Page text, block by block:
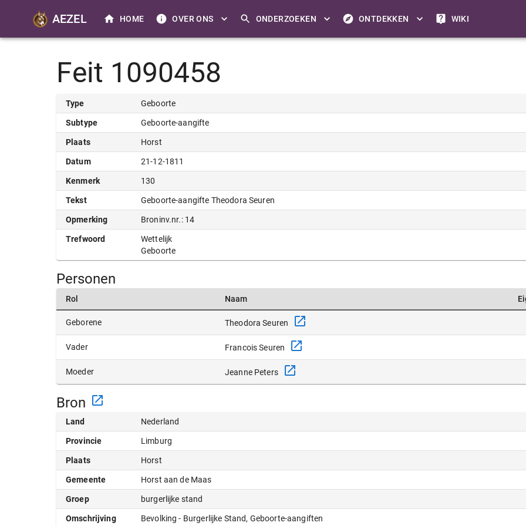
AEZEL HOME OVER ONS ONDERZOEKEN ONTDEKKEN WIKI
Feit 1090458
Type Geboorte
Subtype Geboorte-aangifte
Plaats Horst
Datum 21-12-1811
Kenmerk 130
Tekst Geboorte-aangifte Theodora Seuren
Opmerking Broninv.nr.: 14
Trefwoord
Wettelijk
Geboorte
Personen
Rol Naam
Geborene Theodora Seuren
Vader Francois Seuren
Moeder Jeanne Peters
Bron
Land Nederland
Provincie Limburg
Plaats Horst
Gemeente Horst aan de Maas
Groep burgerlijke stand
Omschrijving Bevolking - Burgerlijke Stand, Geboorte-aangiften